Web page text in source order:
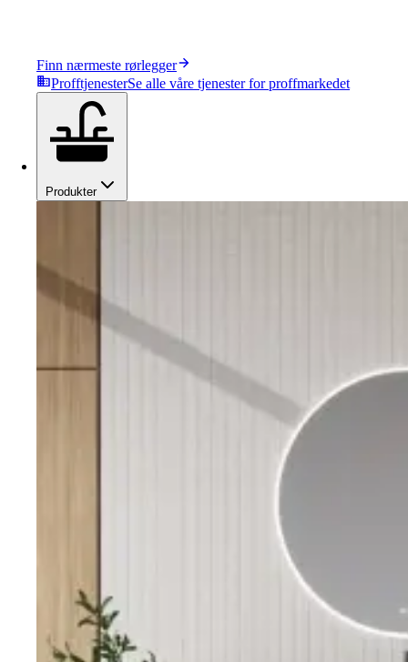
Finn nærmeste rørlegger
ProfftjenesterSe alle våre tjenester for proffmarkedet
Produkter